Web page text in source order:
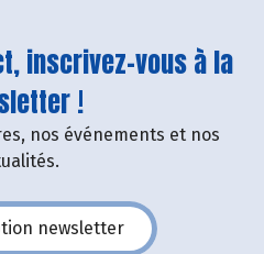
inscrivez-vous à la
!
nos événements et nos
newsletter